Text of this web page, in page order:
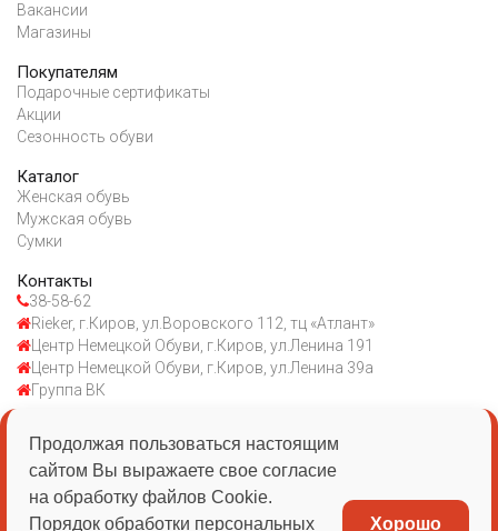
Вакансии
Магазины
Покупателям
Подарочные сертификаты
Акции
Сезонность обуви
Каталог
Женская обувь
Мужская обувь
Сумки
Контакты
38-58-62
Rieker, г.Киров, ул.Воровского 112, тц «Атлант»
Центр Немецкой Обуви, г.Киров, ул.Ленина 191
Центр Немецкой Обуви, г.Киров, ул.Ленина 39а
Группа ВК
ИП Казаковцева ЕВ
Продолжая пользоваться настоящим
сайтом Вы выражаете свое согласие
на обработку файлов Cookie.
Порядок обработки персональных
Хорошо